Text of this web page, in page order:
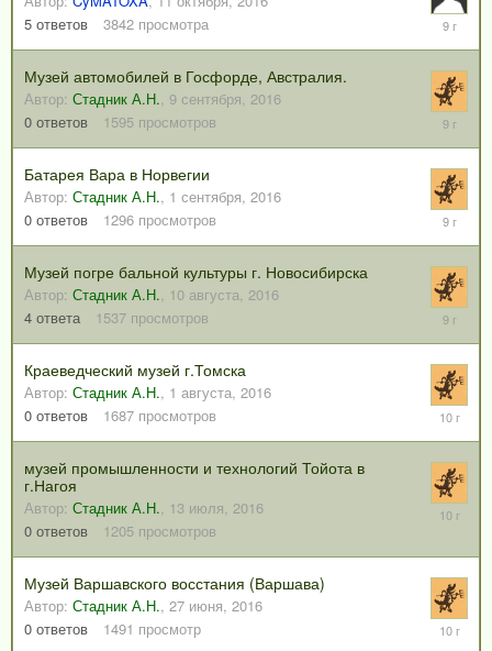
5 ответов 3842 просмотра
15
2017
Музей автомобилей в Госфорде, Австралия.
Автор: Стадник А.Н., 9 сентября, 2016
0 ответов 1595 просмотров
2016
Батарея Вара в Норвегии
Автор: Стадник А.Н., 1 сентября, 2016
0 ответов 1296 просмотров
2016
Музей погре бальной культуры г. Новосибирска
Автор: Стадник А.Н., 10 августа, 2016
4 ответа 1537 просмотров
23
2016
Краеведческий музей г.Томска
Автор: Стадник А.Н., 1 августа, 2016
0 ответов 1687 просмотров
2016
музей промышленности и технологий Тойота в
г.Нагоя
Автор: Стадник А.Н., 13 июля, 2016
0 ответов 1205 просмотров
13
Музей Варшавского восстания (Варшава)
Автор: Стадник А.Н., 27 июня, 2016
0 ответов 1491 просмотр
27